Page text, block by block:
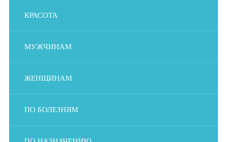
КРАСОТА
МУЖЧИНАМ
ЖЕНЩИНАМ
ПО БОЛЕЗНЯМ